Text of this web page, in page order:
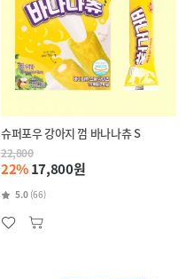
슈퍼포우 강아지 껌 바나나츄 S
22,800
22%17,800원
5.0 (66)